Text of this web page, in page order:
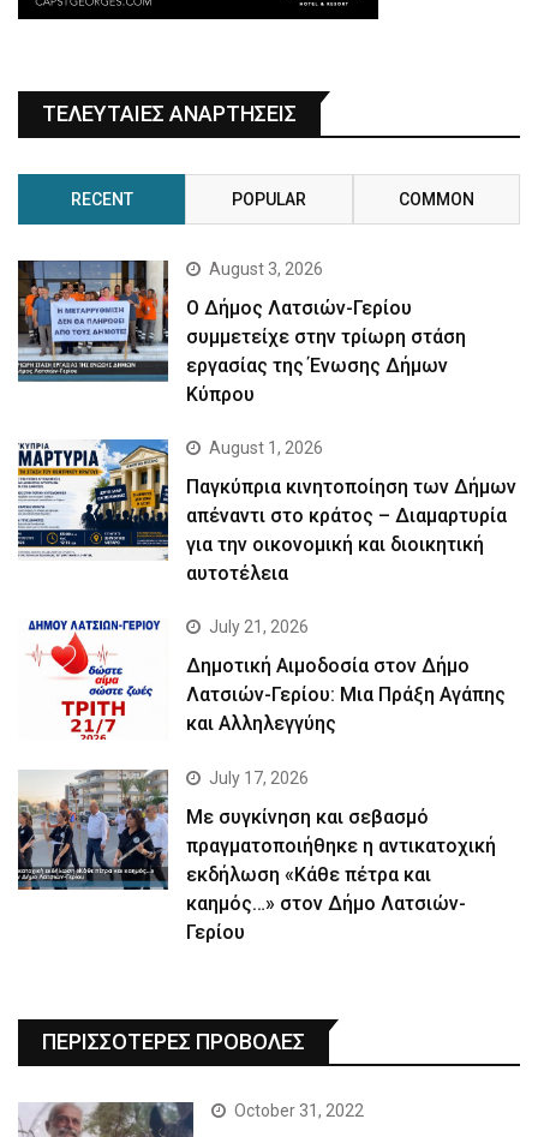
ΤΕΛΕΥΤΑΙΕΣ ΑΝΑΡΤΗΣΕΙΣ
RECENT POPULAR COMMON
August 3, 2026
Ο Δήμος Λατσιών-Γερίου
συμμετείχε στην τρίωρη στάση
εργασίας της Ένωσης Δήμων
Κύπρου
August 1, 2026
Παγκύπρια κινητοποίηση των Δήμων
απέναντι στο κράτος – Διαμαρτυρία
για την οικονομική και διοικητική
αυτοτέλεια
July 21, 2026
Δημοτική Αιμοδοσία στον Δήμο
Λατσιών-Γερίου: Μια Πράξη Αγάπης
και Αλληλεγγύης
July 17, 2026
Με συγκίνηση και σεβασμό
πραγματοποιήθηκε η αντικατοχική
εκδήλωση «Κάθε πέτρα και
καημός…» στον Δήμο Λατσιών-
Γερίου
ΠΕΡΙΣΣΟΤΕΡΕΣ ΠΡΟΒΟΛΕΣ
October 31, 2022